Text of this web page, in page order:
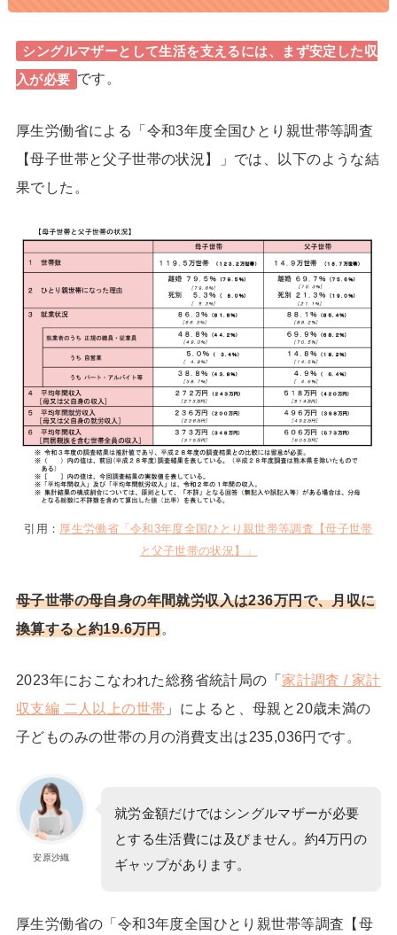
シングルマザーとして生活を支えるには、まず安定した収
入が必要 です。
厚生労働省による「令和3年度全国ひとり親世帯等調査
【母子世帯と父子世帯の状況】」では、以下のような結
果でした。
引用： 厚生労働省「令和3年度全国ひとり親世帯等調査【母子世帯
と父子世帯の状況】」
母子世帯の母自身の年間就労収入は236万円で、月収に
換算すると約19.6万円。
2023年におこなわれた総務省統計局の「家計調査 / 家計
収支編 二人以上の世帯 」によると、母親と20歳未満の
子どものみの世帯の月の消費支出は235,036円 です。
安原沙織
就労金額だけではシングルマザーが必要
とする生活費には及びません。約4万円の
ギャップがあります。
厚生労働省の「令和3年度全国ひとり親世帯等調査【母